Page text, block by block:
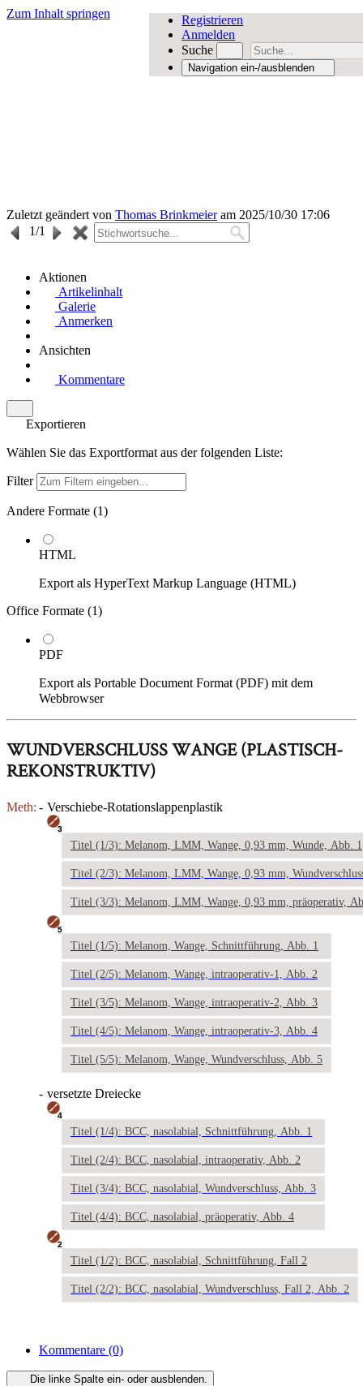
Zum Inhalt springen
Registrieren
Anmelden
Suche
Navigation ein-/ausblenden
Zuletzt geändert von Thomas Brinkmeieram 2025/10/30 17:06
1/1
Aktionen
Artikelinhalt
Galerie
Anmerken
Ansichten
Kommentare
Exportieren
Wählen Sie das Exportformat aus der folgenden Liste:
Filter
Andere Formate (1)
HTML
Export als HyperText Markup Language (HTML)
Office Formate (1)
PDF
Export als Portable Document Format (PDF) mit dem
Webbrowser
WUNDVERSCHLUSS WANGE (PLASTISCH-
REKONSTRUKTIV)
Meth: - Verschiebe-Rotationslappenplastik
3
Titel (1/3): Melanom, LMM, Wange, 0,93 mm, Wunde, Abb. 1
Titel (2/3): Melanom, LMM, Wange, 0,93 mm,
Titel (3/3): Melanom, LMM, Wange, 0,93 mm, präoperativ,
5
Titel (1/5): Melanom, Wange, Schnittführung, Abb. 1
Titel (2/5): Melanom, Wange, intraoperativ-1, Abb. 2
Titel (3/5): Melanom, Wange, intraoperativ-2, Abb. 3
Titel (4/5): Melanom, Wange, intraoperativ-3, Abb. 4
Titel (5/5): Melanom, Wange, Wundverschluss, Abb. 5
- versetzte Dreiecke
4
Titel (1/4): BCC, nasolabial, Schnittführung, Abb. 1
Titel (2/4): BCC, nasolabial, intraoperativ, Abb. 2
Titel (3/4): BCC, nasolabial, Wundverschluss, Abb. 3
Titel (4/4): BCC, nasolabial, präoperativ, Abb. 4
2
Titel (1/2): BCC, nasolabial, Schnittführung, Fall 2
Titel (2/2): BCC, nasolabial, Wundverschluss, Fall 2, Abb. 2
Kommentare (0)
Die linke Spalte ein- oder ausblenden.